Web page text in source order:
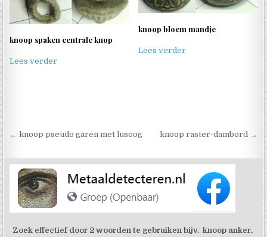
knoop spaken centrale knop
Lees verder
knoop bloem mandje
Lees verder
Berichtnavigatie
← knoop pseudo garen met lusoog knoop raster-dambord →
Zoek effectief door 2 woorden te gebruiken bijv. knoop anker,